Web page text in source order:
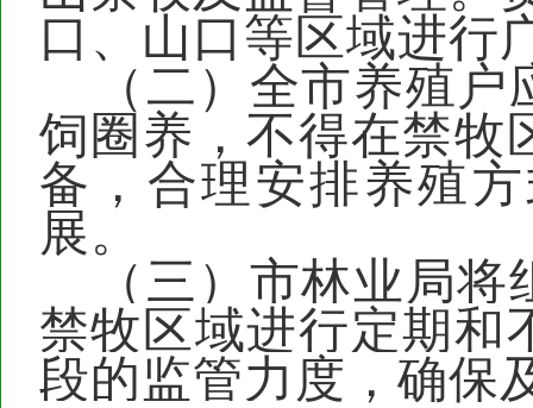
口、山口等区域进行
（二）全市养殖户
饲圈养，不得在禁牧
备，合理安排养殖
展。
（三）市林业局将
禁牧区域进行定期和
段的监管力度，确保